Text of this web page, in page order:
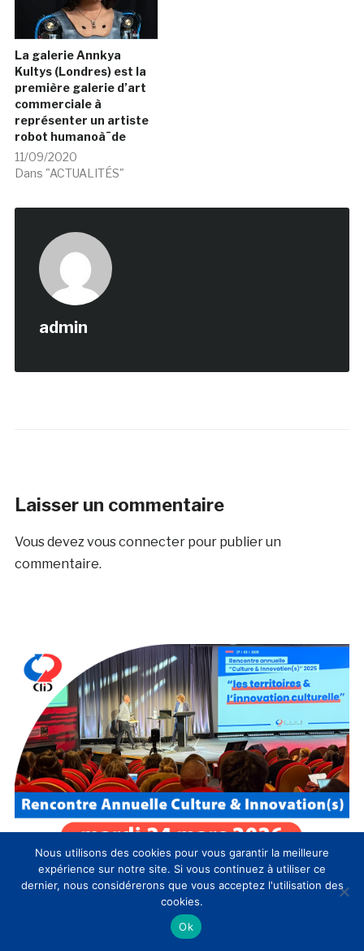
La galerie Annkya
Kultys (Londres) est la
première galerie d’art
commerciale à
représenter un artiste
robot humanoà¯de
11/09/2020
Dans "ACTUALITÉS"
admin
Laisser un commentaire
Vous devezvous connecterpour publier un
commentaire.
Nous utilisons des cookies pour vous garantir la meilleure
expérience sur notre site. Si vous continuez à utiliser ce
dernier, nous considérerons que vous acceptez l'utilisation des
cookies.
Ok